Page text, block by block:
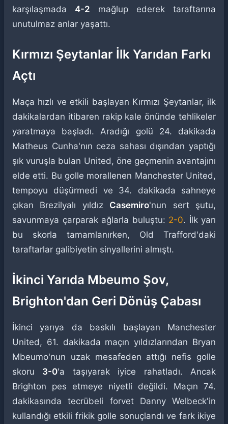
karşılaşmada 4-2 mağlup ederek taraftarına
unutulmaz anlar yaşattı.
Kırmızı Şeytanlar İlk Yarıdan Farkı
Açtı
Maça hızlı ve etkili başlayan Kırmızı Şeytanlar, ilk
dakikalardan itibaren rakip kale önünde tehlikeler
yaratmaya başladı. Aradığı golü 24. dakikada
Matheus Cunha'nın ceza sahası dışından yaptığı
şık vuruşla bulan United, öne geçmenin avantajını
elde etti. Bu golle morallenen Manchester United,
tempoyu düşürmedi ve 34. dakikada sahneye
çıkan Brezilyalı yıldız Casemiro'nun sert şutu,
savunmaya çarparak ağlarla buluştu: 2-0. İlk yarı
bu skorla tamamlanırken, Old Trafford'daki
taraftarlar galibiyetin sinyallerini almıştı.
İkinci Yarıda Mbeumo Şov,
Brighton'dan Geri Dönüş Çabası
İkinci yarıya da baskılı başlayan Manchester
United, 61. dakikada maçın yıldızlarından Bryan
Mbeumo'nun uzak mesafeden attığı nefis golle
skoru 3-0'a taşıyarak iyice rahatladı. Ancak
Brighton pes etmeye niyetli değildi. Maçın 74.
dakikasında tecrübeli forvet Danny Welbeck'in
kullandığı etkili frikik golle sonuçlandı ve fark ikiye